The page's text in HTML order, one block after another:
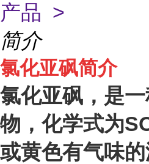
产品 >
简介
氯化亚砜简介
氯化亚砜，是
物，化学式为
或黄色有气味